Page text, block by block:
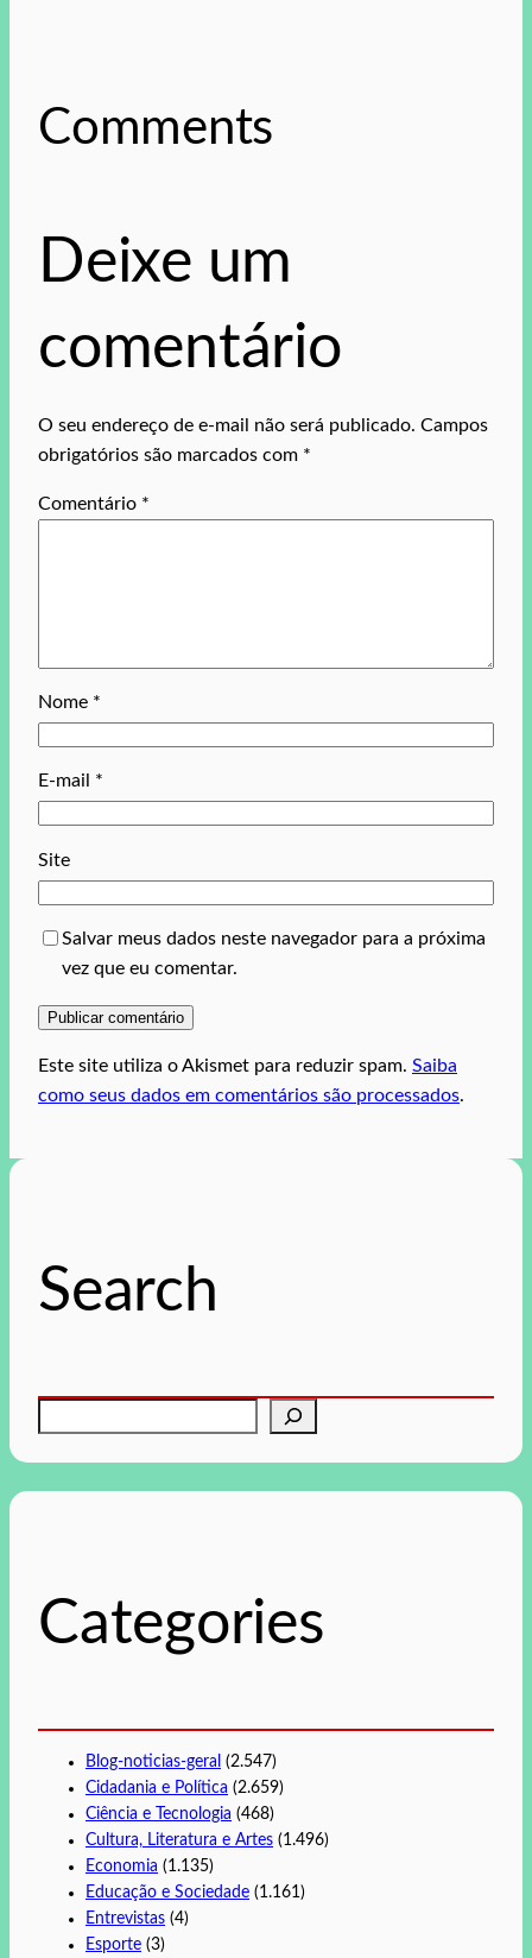
Comments
Deixe um
comentário
O seu endereço de e-mail não será publicado. Campos
obrigatórios são marcados com *
Comentário *
Nome *
E-mail *
Site
Salvar meus dados neste navegador para a próxima
vez que eu comentar.
Este site utiliza o Akismet para reduzir spam. Saiba
como seus dados em comentários são processados.
Search
aCategories
Blog-noticias-geral (2.547)
Cidadania e Política (2.659)
Ciência e Tecnologia (468)
Cultura, Literatura e Artes (1.496)
Economia (1.135)
Educação e Sociedade (1.161)
Entrevistas (4)
Esporte (3)